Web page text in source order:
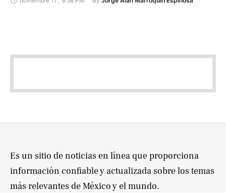
Es un sitio de noticias en línea que proporciona
información confiable y actualizada sobre los temas
más relevantes de México y el mundo.